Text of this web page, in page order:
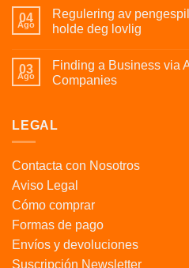
04
Ago
Regulering av
holde deg lovlig
03
Ago
Finding a Business via
Companies
LEGAL
Contacta con Nosotros
Aviso Legal
Cómo comprar
Formas de pago
Envíos y devoluciones
Suscripción Newsletter